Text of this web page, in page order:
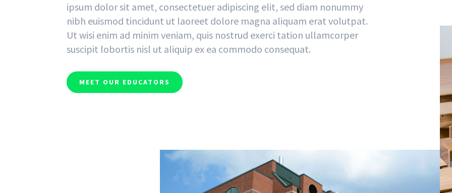
ipsum dolor sit amet, consectetuer adipiscing elit, sed diam nonummy
nibh euismod tincidunt ut laoreet dolore magna aliquam erat volutpat.
Ut wisi enim ad minim veniam, quis nostrud exerci tation ullamcorper
suscipit lobortis nisl ut aliquip ex ea commodo consequat.
MEET OUR EDUCATORS